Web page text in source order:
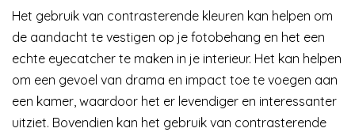
Het gebruik van contrasterende kleuren kan helpen om
de aandacht te vestigen op je fotobehang en het een
echte eyecatcher te maken in je interieur. Het kan helpen
om een gevoel van drama en impact toe te voegen aan
een kamer, waardoor het er levendiger en interessanter
uitziet. Bovendien kan het gebruik van contrasterende